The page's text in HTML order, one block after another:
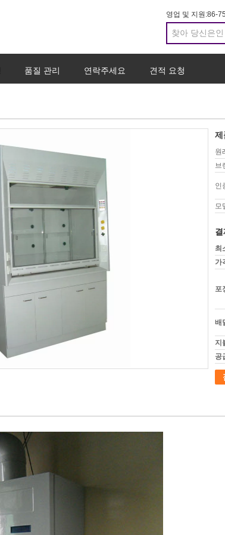
영업 및 지원:86-
품질 관리 연락주세요 견적 요청
제
원
브
인
모
최
가
포
배
지
공